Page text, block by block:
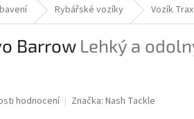
Rybářské vozíky Vozík
Barrow Lehký a
hodnocení Značka: Nash Tackle